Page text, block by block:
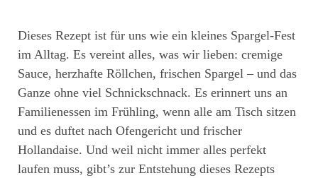
Dieses Rezept ist für uns wie ein kleines Spargel-Fest
im Alltag. Es vereint alles, was wir lieben: cremige
Sauce, herzhafte Röllchen, frischen Spargel – und das
Ganze ohne viel Schnickschnack. Es erinnert uns an
Familienessen im Frühling, wenn alle am Tisch sitzen
und es duftet nach Ofengericht und frischer
Hollandaise. Und weil nicht immer alles perfekt
laufen muss, gibt’s zur Entstehung dieses Rezepts